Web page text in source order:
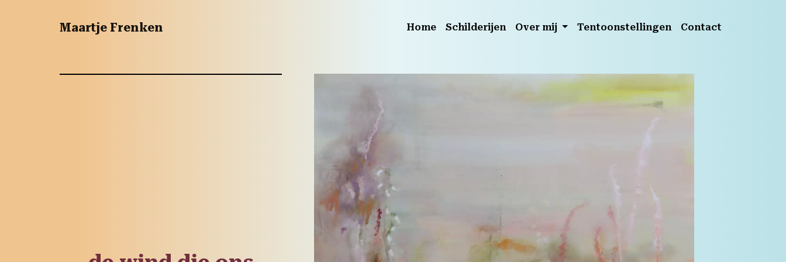
Maartje Frenken Home Schilderijen Over mij Tentoonstellingen Contact